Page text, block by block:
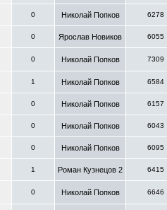
0 Николай Попков 6278
0 Ярослав Новиков 6055
0 Николай Попков 7309
1 Николай Попков 6584
0 Николай Попков 6157
0 Николай Попков 6043
0 Николай Попков 6095
1 Роман Кузнецов 2 6415
0 Николай Попков 6646